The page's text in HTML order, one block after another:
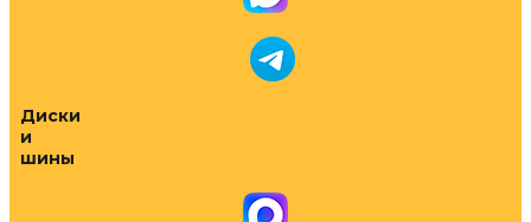
Диски
и
шины